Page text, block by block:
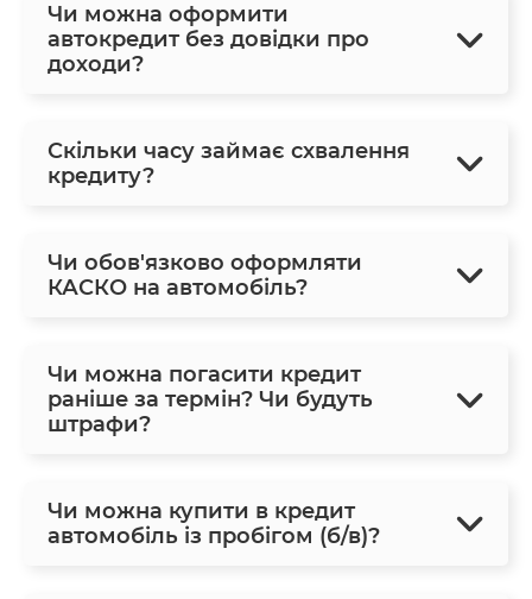
Чи можна оформити
автокредит без довідки про
доходи?
Скільки часу займає схвалення
кредиту?
Чи обов'язково оформляти
КАСКО на автомобіль?
Чи можна погасити кредит
раніше за термін? Чи будуть
штрафи?
Чи можна купити в кредит
автомобіль із пробігом (б/в)?